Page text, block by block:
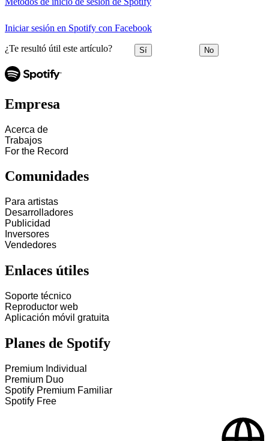
Iniciar sesión en Spotify con Facebook
¿Te resultó útil este artículo? Sí No
Empresa
Acerca de
Trabajos
For the Record
Comunidades
Para artistas
Desarrolladores
Publicidad
Inversores
Vendedores
Enlaces útiles
Soporte técnico
Reproductor web
Aplicación móvil gratuita
Planes de Spotify
Premium Individual
Premium Duo
Spotify Premium Familiar
Spotify Free